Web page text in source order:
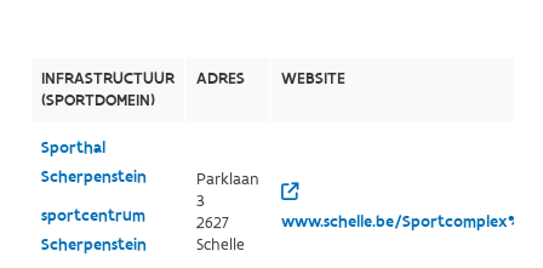
INFRASTRUCTUUR
(SPORTDOMEIN)
ADRES WEBSITE
Sporthal
Scherpenstein
sportcentrum
Scherpenstein
Parklaan
3
2627
Schelle
www.schelle.be/